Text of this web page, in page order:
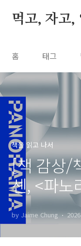
먹고, 자고,
홈 태그
책을 읽고 나서
[책 감상/
센, <파노
by Jaime Chung